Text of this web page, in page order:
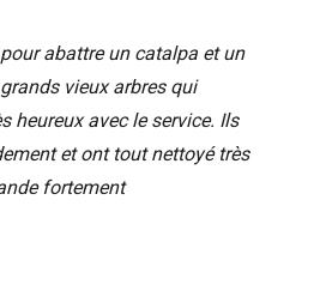
abattre un catalpa et un
vieux arbres qui
heureux avec le service. Ils
et ont tout nettoyé très
fortement